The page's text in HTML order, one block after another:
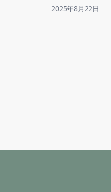
2025年8月22日